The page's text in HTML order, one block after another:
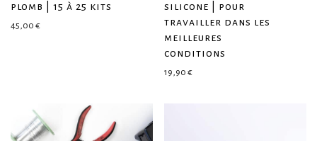
plomb | 15 à 25 kits
45,00 €
silicone | pour
travailler dans les
meilleures
conditions
19,90 €